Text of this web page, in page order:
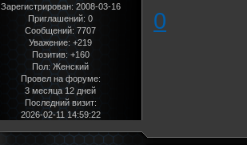
Зарегистрирован: 2008-03-16
Приглашений: 0
Сообщений: 7707
Уважение: +219
Позитив: +160
Пол:Женский
Провел на форуме:
3 месяца 12 дней
Последний визит:
2026-02-11 14:59:22
0